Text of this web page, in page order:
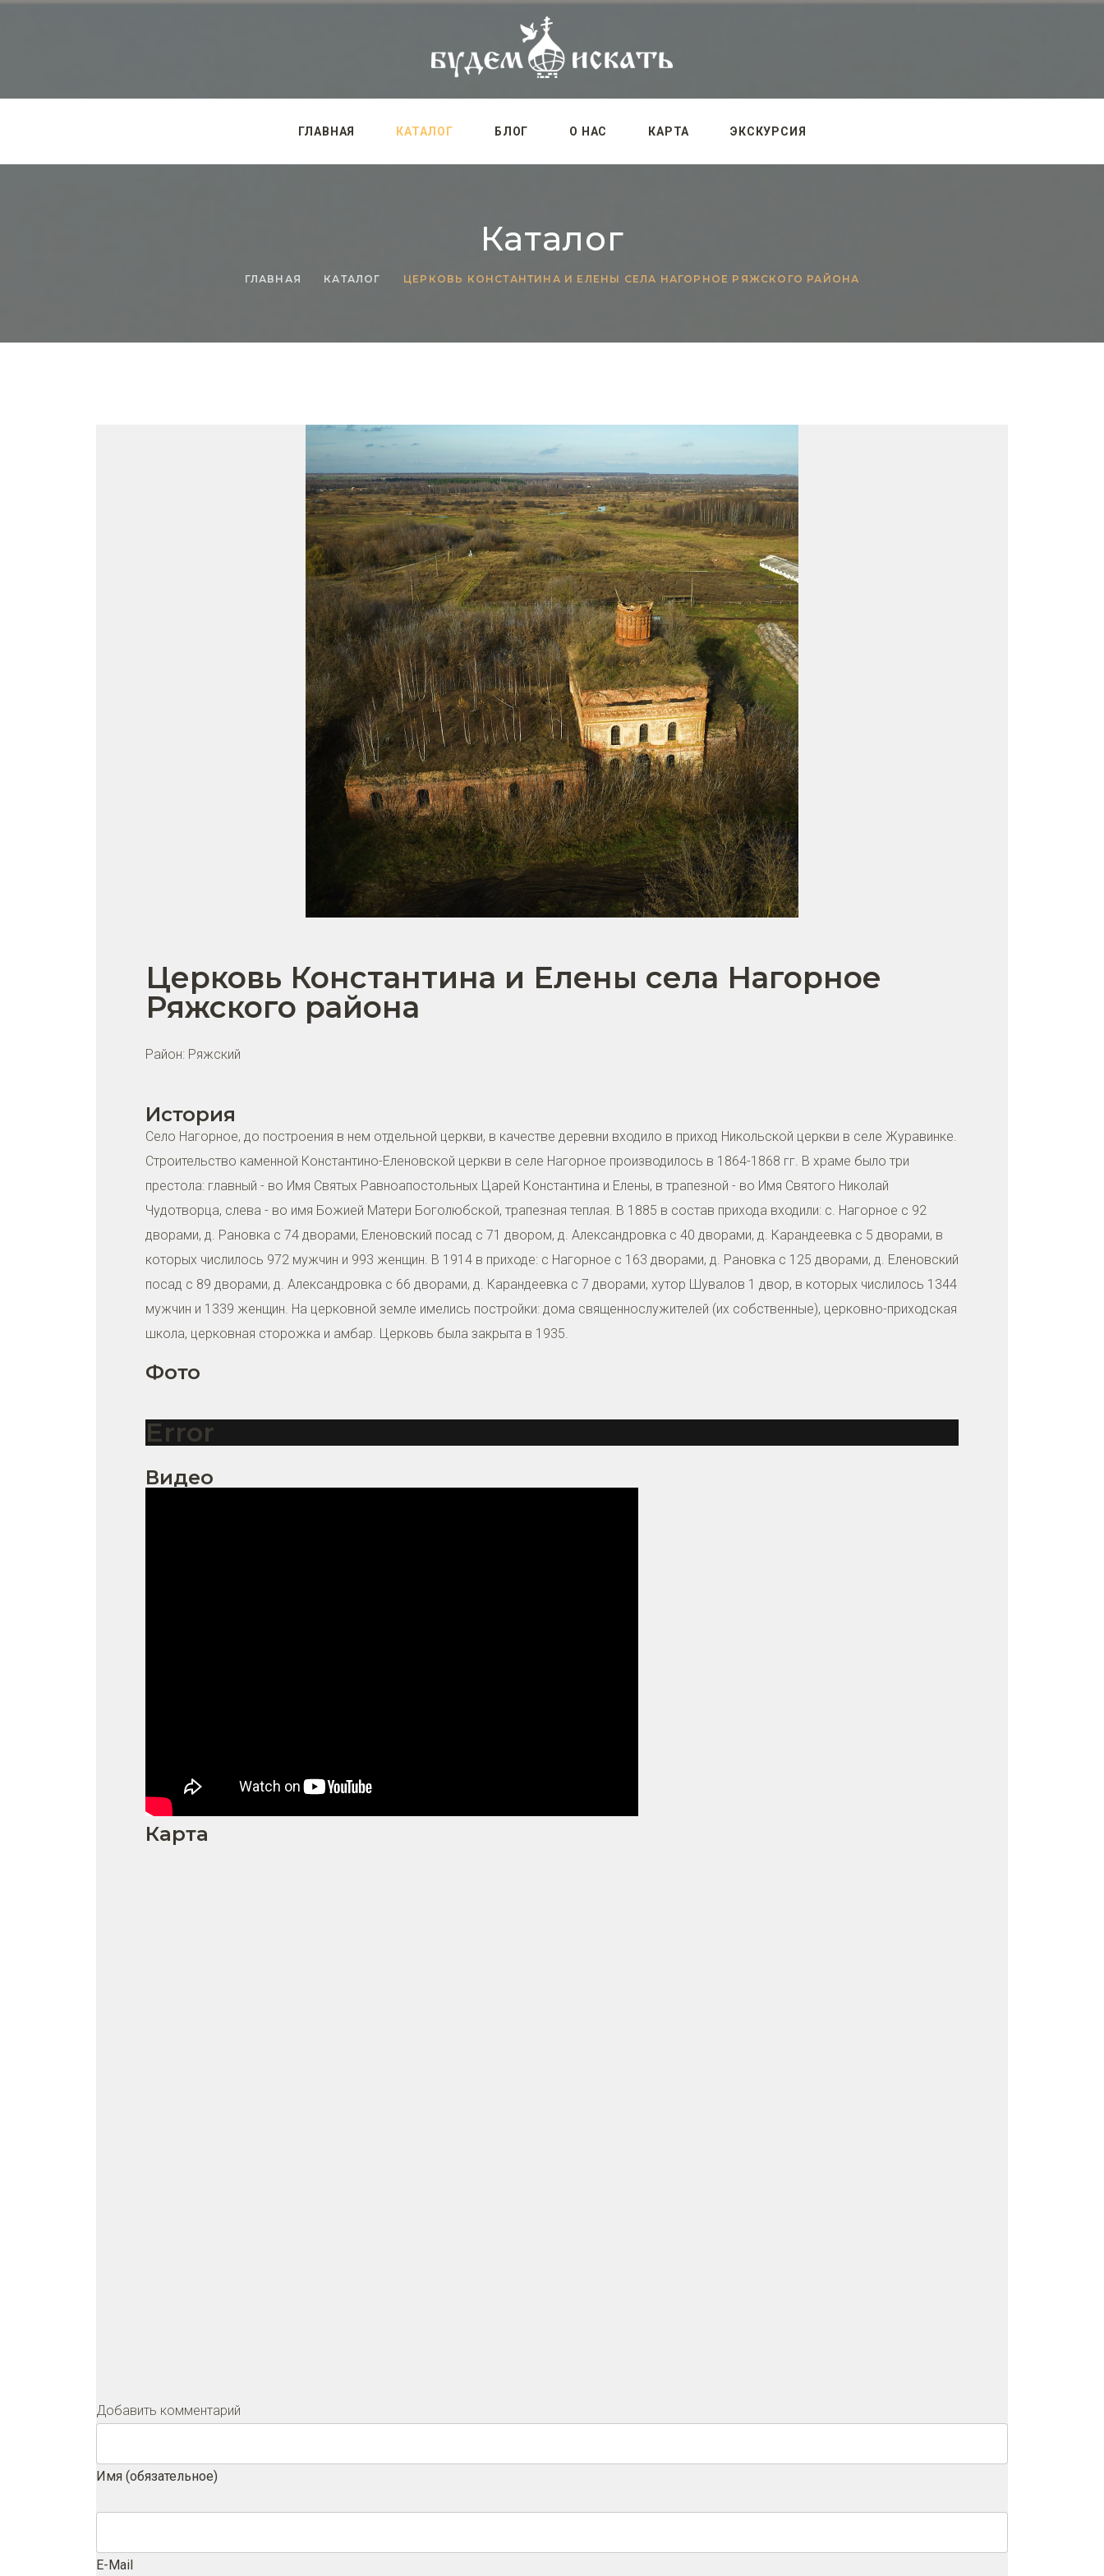
ГЛАВНАЯ КАТАЛОГ БЛОГ О НАС КАРТА ЭКСКУРСИЯ
Каталог
ГЛАВНАЯ КАТАЛОГ ЦЕРКОВЬ КОНСТАНТИНА И ЕЛЕНЫ СЕЛА НАГОРНОЕ РЯЖСКОГО РАЙОНА
Церковь Константина и Елены села Нагорное
Ряжского района
Район: Ряжский
История
Село Нагорное, до построения в нем отдельной церкви, в качестве деревни входило в приход Никольской церкви в селе Журавинке.
Строительство каменной Константино-Еленовской церкви в селе Нагорное производилось в 1864-1868 гг. В храме было три
престола: главный - во Имя Святых Равноапостольных Царей Константина и Елены, в трапезной - во Имя Святого Николай
Чудотворца, слева - во имя Божией Матери Боголюбской, трапезная теплая. В 1885 в состав прихода входили: с. Нагорное с 92
дворами, д. Рановка с 74 дворами, Еленовский посад с 71 двором, д. Александровка с 40 дворами, д. Карандеевка с 5 дворами, в
которых числилось 972 мужчин и 993 женщин. В 1914 в приходе: с Нагорное с 163 дворами, д. Рановка с 125 дворами, д. Еленовский
посад с 89 дворами, д. Александровка с 66 дворами, д. Карандеевка с 7 дворами, хутор Шувалов 1 двор, в которых числилось 1344
мужчин и 1339 женщин. На церковной земле имелись постройки: дома священнослужителей (их собственные), церковно-приходская
школа, церковная сторожка и амбар. Церковь была закрыта в 1935.
Фото
Error
Видео
Карта
Добавить комментарий
Имя (обязательное)
E-Mail